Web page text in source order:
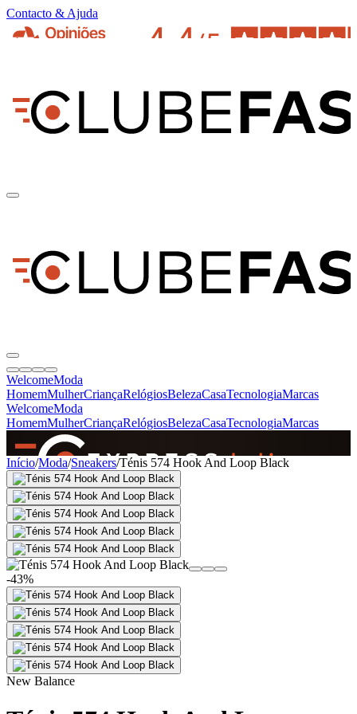
Contacto & Ajuda
WelcomeModa
HomemMulherCriançaRelógiosBelezaCasaTecnologiaMarcas
WelcomeModa
HomemMulherCriançaRelógiosBelezaCasaTecnologiaMarcas
SINCE 2005
+de 36.000 reviews
Início/Moda/Sneakers/Ténis 574 Hook And Loop Black
-43%
New Balance